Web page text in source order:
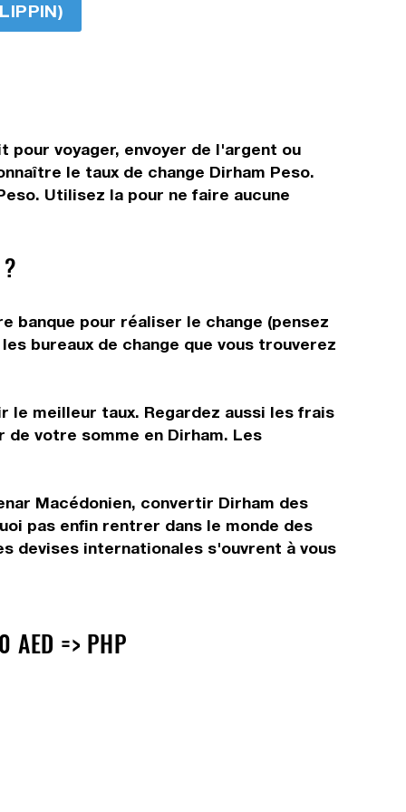
pour voyager, envoyer de l'argent ou
le taux de change Dirham Peso.
Utilisez la pour ne faire aucune
banque pour réaliser le change (pensez
bureaux de change que vous trouverez
le meilleur taux. Regardez aussi les frais
votre somme en Dirham. Les
Macédonien, convertir Dirham des
pas enfin rentrer dans le monde des
devises internationales s'ouvrent à vous
AED => PHP